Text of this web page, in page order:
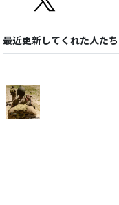
最近更新してくれた人たち